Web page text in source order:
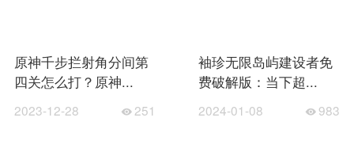
原神千步拦射角分间第
四关怎么打？原神...
2023-12-28 251
袖珍无限岛屿建设者免
费破解版：当下超...
2024-01-08 983